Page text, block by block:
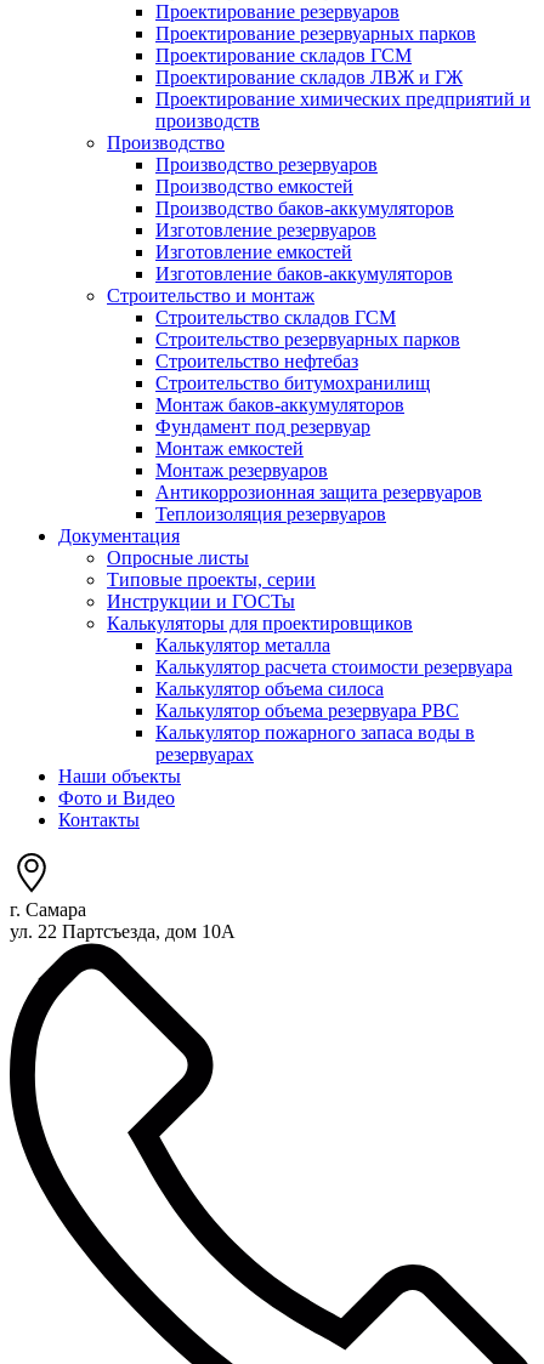
Проектирование резервуаров
Проектирование резервуарных парков
Проектирование складов ГСМ
Проектирование складов ЛВЖ и ГЖ
Проектирование химических предприятий и
производств
Производство
Производство резервуаров
Производство емкостей
Производство баков-аккумуляторов
Изготовление резервуаров
Изготовление емкостей
Изготовление баков-аккумуляторов
Строительство и монтаж
Строительство складов ГСМ
Строительство резервуарных парков
Строительство нефтебаз
Строительство битумохранилищ
Монтаж баков-аккумуляторов
Фундамент под резервуар
Монтаж емкостей
Монтаж резервуаров
Антикоррозионная защита резервуаров
Теплоизоляция резервуаров
Документация
Опросные листы
Типовые проекты, серии
Инструкции и ГОСТы
Калькуляторы для проектировщиков
Калькулятор металла
Калькулятор расчета стоимости резервуара
Калькулятор объема силоса
Калькулятор объема резервуара РВС
Калькулятор пожарного запаса воды в
резервуарах
Наши объекты
Фото и Видео
Контакты
г. Самара
ул. 22 Партсъезда, дом 10А